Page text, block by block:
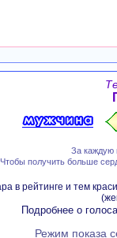
За каждую
Чтобы получить больше
в рейтинге и тем
Подробнее о
Режим показа